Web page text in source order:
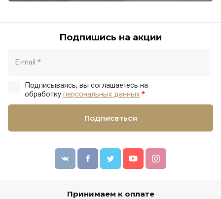
Подпишись на акции
Подписываясь, вы соглашаетесь на
обработку персональных данных *
Подписаться
Принимаем к оплате